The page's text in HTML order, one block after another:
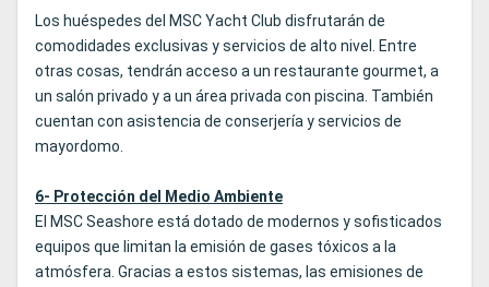
Los huéspedes del MSC Yacht Club disfrutarán de
comodidades exclusivas y servicios de alto nivel. Entre
otras cosas, tendrán acceso a un restaurante gourmet, a
un salón privado y a un área privada con piscina. También
cuentan con asistencia de conserjería y servicios de
mayordomo.
6- Protección del Medio Ambiente
El MSC Seashore está dotado de modernos y sofisticados
equipos que limitan la emisión de gases tóxicos a la
atmósfera. Gracias a estos sistemas, las emisiones de